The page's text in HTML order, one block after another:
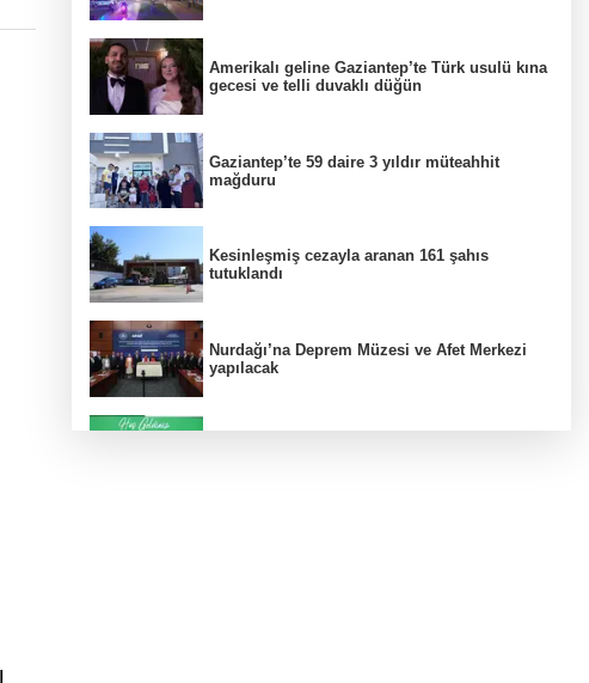
Amerikalı geline Gaziantep’te Türk usulü kına
gecesi ve telli duvaklı düğün
Gaziantep’te 59 daire 3 yıldır müteahhit
mağduru
Kesinleşmiş cezayla aranan 161 şahıs
tutuklandı
Nurdağı’na Deprem Müzesi ve Afet Merkezi
yapılacak